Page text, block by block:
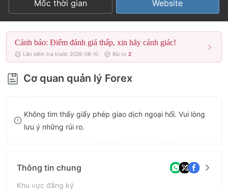
3
4
5
6
7
8
9
6
7
8
9
3
4
5
6
7
8
9
Mốc thời gian Website
Cảnh báo: Điểm đánh giá thấp, xin hãy cảnh giác!
Lần kiểm tra trước 2026-08-10 Rủi ro 2
Cơ quan quản lý Forex
Không tìm thấy giấy phép giao dịch ngoại hối. Vui lòng
lưu ý những rủi ro.
Thông tin chung
Khu vực đăng ký